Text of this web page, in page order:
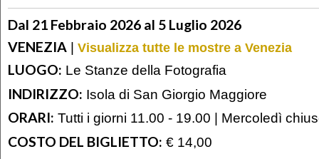
Dal 21 Febbraio 2026 al 5 Luglio 2026
VENEZIA | Visualizza tutte le mostre a Venezia
LUOGO: Le Stanze della Fotografia
INDIRIZZO: Isola di San Giorgio Maggiore
ORARI: Tutti i giorni 11.00 - 19.00 | Mercoledì
COSTO DEL BIGLIETTO: € 14,00